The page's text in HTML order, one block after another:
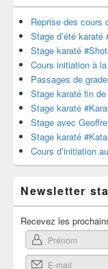
Reprise des cours
Stage d’été
Stage karaté
Cours initiation à
Passages de
Stage karaté fin
Stage karaté
Stage avec
Stage karaté
Cours d’initiation
Newsletter
Recevez les